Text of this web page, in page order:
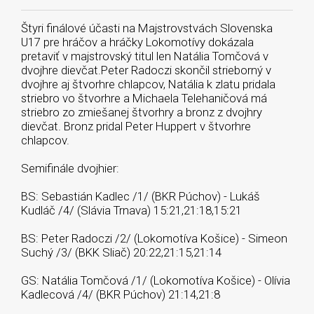
Štyri finálové účasti na Majstrovstvách Slovenska
U17 pre hráčov a hráčky Lokomotívy dokázala
pretaviť v majstrovský titul len Natália Tomčová v
dvojhre dievčat.Peter Radoczi skončil strieborný v
dvojhre aj štvorhre chlapcov, Natália k zlatu pridala
striebro vo štvorhre a Michaela Telehaničová má
striebro zo zmiešanej štvorhry a bronz z dvojhry
dievčat. Bronz pridal Peter Huppert v štvorhre
chlapcov.
Semifinále dvojhier:
BS: Sebastián Kadlec /1/ (BKR Púchov) - Lukáš
Kudláč /4/ (Slávia Trnava) 15:21,21:18,15:21
BS: Peter Radoczi /2/ (Lokomotíva Košice) - Simeon
Suchý /3/ (BKK Sliač) 20:22,21:15,21:14
GS: Natália Tomčová /1/ (Lokomotíva Košice) - Olívia
Kadlecová /4/ (BKR Púchov) 21:14,21:8